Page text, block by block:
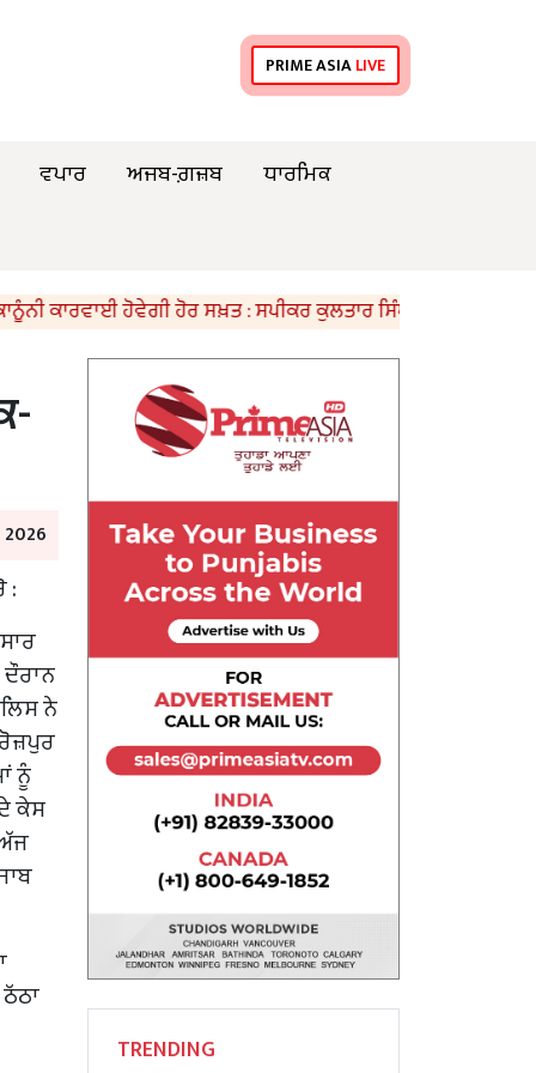
PRIME ASIALIVE
ਵਪਾਰ ਅਜਬ-ਗ਼ਜ਼ਬ
ਧਾਰਮਿਕ
ਹੋਵੇਗੀ ਹੋਰ ਸਖ਼ਤ : ਸਪੀਕਰ ਕੁਲਤਾਰ ਸਿੰਘ ਸੰਧਵਾਂ
:
ਨੇ
ਨੂੰ
ਕੇਸ
TRENDING